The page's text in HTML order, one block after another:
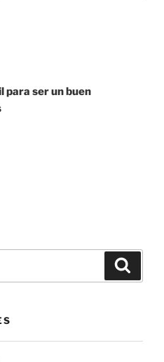
ser un buen